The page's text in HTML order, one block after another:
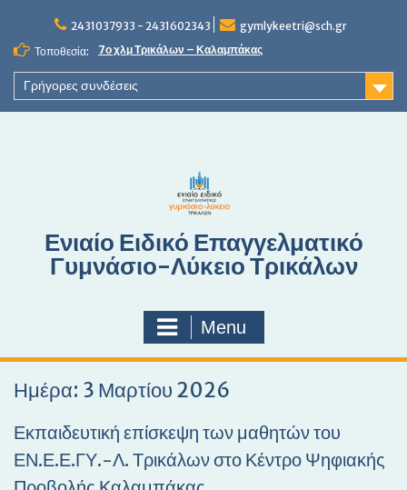
2431037933 - 2431602343
gymlykeetri@sch.gr
Τοποθεσία:
7ο χλμ Τρικάλων – Καλαμπάκας
Γρήγορες συνδέσεις
Ενιαίο Ειδικό Επαγγελματικό
Γυμνάσιο-Λύκειο Τρικάλων
Menu
Ημέρα: 3 Μαρτίου 2026
Εκπαιδευτική επίσκεψη των μαθητών του
ΕΝ.Ε.Ε.ΓΥ.-Λ. Τρικάλων στο Κέντρο Ψηφιακής